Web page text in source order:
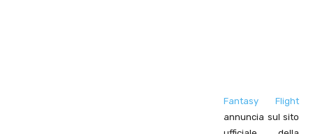
Fantasy Flight
annuncia sul sito